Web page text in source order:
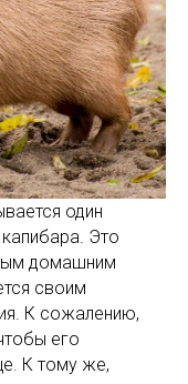
один
Это
домашним
своим
К сожалению,
его
К тому же,